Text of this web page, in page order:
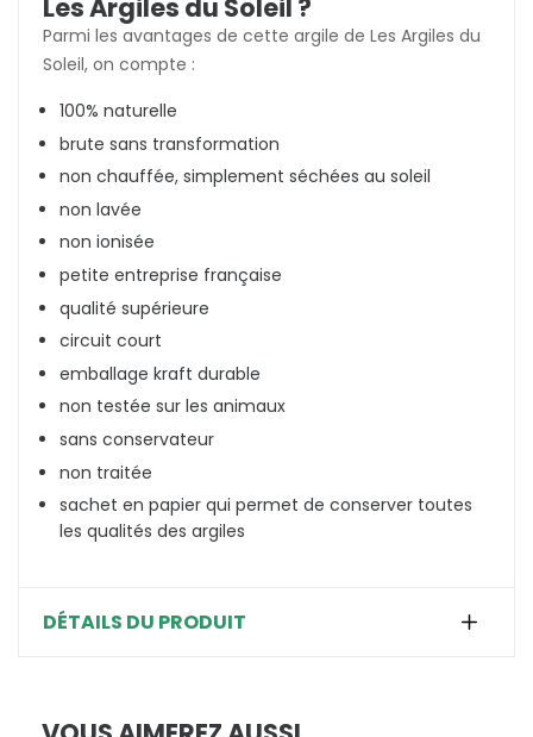
Les Argiles du Soleil ?
Parmi les avantages de cette argile de Les Argiles du
Soleil, on compte :
100% naturelle
brute sans transformation
non chauffée, simplement séchées au soleil
non lavée
non ionisée
petite entreprise française
qualité supérieure
circuit court
emballage kraft durable
non testée sur les animaux
sans conservateur
non traitée
sachet en papier qui permet de conserver toutes
les qualités des argiles
DÉTAILS DU PRODUIT